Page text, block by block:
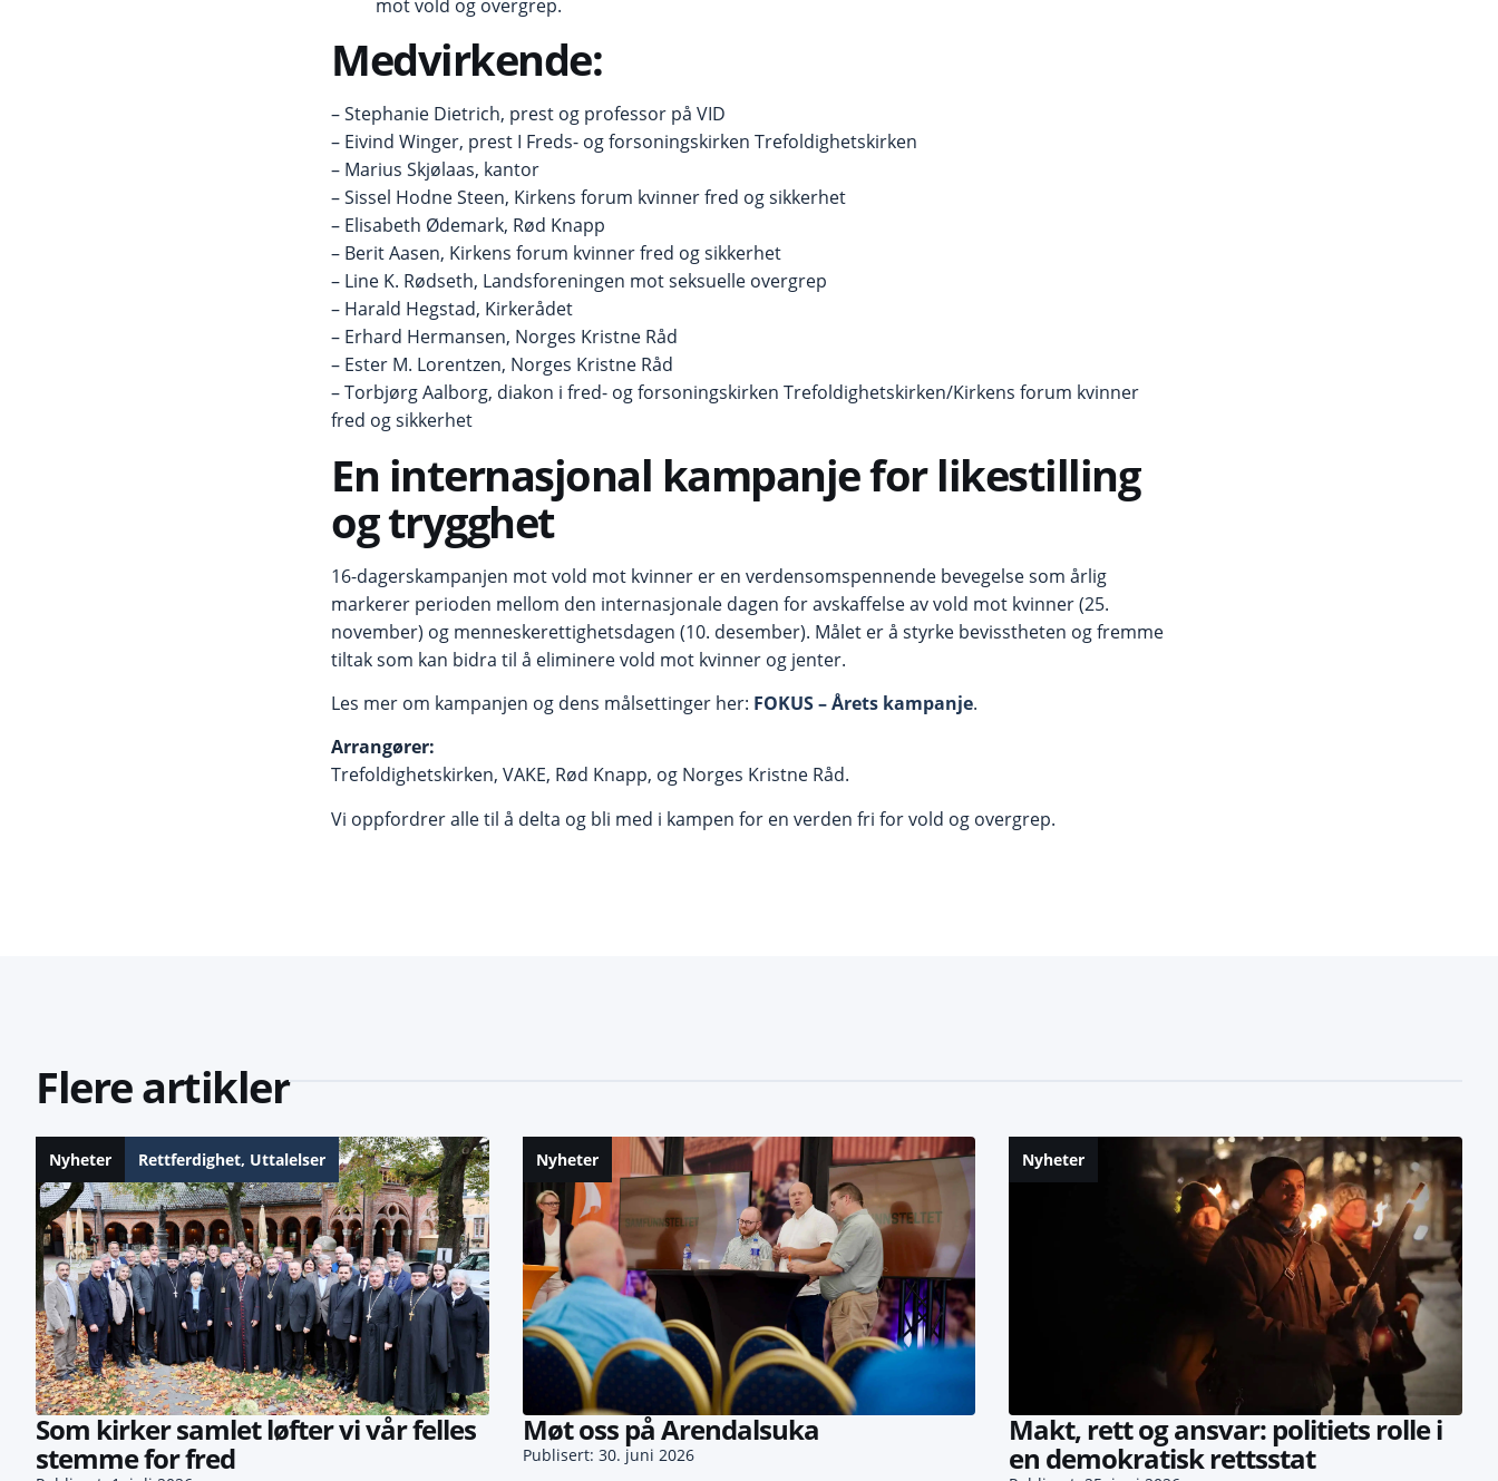
mot vold og overgrep.
Medvirkende:
– Stephanie Dietrich, prest og professor på VID
– Eivind Winger, prest I Freds- og forsoningskirken Trefoldighetskirken
– Marius Skjølaas, kantor
– Sissel Hodne Steen, Kirkens forum kvinner fred og sikkerhet
– Elisabeth Ødemark, Rød Knapp
– Berit Aasen, Kirkens forum kvinner fred og sikkerhet
– Line K. Rødseth, Landsforeningen mot seksuelle overgrep
– Harald Hegstad, Kirkerådet
– Erhard Hermansen, Norges Kristne Råd
– Ester M. Lorentzen, Norges Kristne Råd
– Torbjørg Aalborg, diakon i fred- og forsoningskirken Trefoldighetskirken/Kirkens forum kvinner
fred og sikkerhet
En internasjonal kampanje for likestilling
og trygghet
16-dagerskampanjen mot vold mot kvinner er en verdensomspennende bevegelse som årlig
markerer perioden mellom den internasjonale dagen for avskaffelse av vold mot kvinner (25.
november) og menneskerettighetsdagen (10. desember). Målet er å styrke bevisstheten og fremme
tiltak som kan bidra til å eliminere vold mot kvinner og jenter.
Les mer om kampanjen og dens målsettinger her: FOKUS – Årets kampanje.
Arrangører:
Trefoldighetskirken, VAKE, Rød Knapp, og Norges Kristne Råd.
Vi oppfordrer alle til å delta og bli med i kampen for en verden fri for vold og overgrep.
Flere artikler
Nyheter Rettferdighet, Uttalelser
Som kirker samlet løfter vi vår felles
stemme for fred
Nyheter
Møt oss på Arendalsuka
Publisert: 30. juni 2026
Nyheter
Makt, rett og ansvar: politiets rolle i
en demokratisk rettsstat